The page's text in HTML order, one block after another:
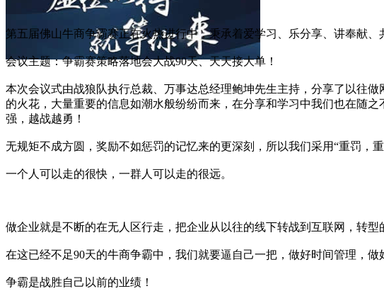
第五届佛山牛商争霸赛正在火热进行中，秉承着爱学习、乐分享、讲奉献
会议主题：争霸赛策略落地会大战90天、天天接大单！
本次会议式由战狼队执行总裁、万事达总经理鲍坤先生主持，分享了以往
的火花，大量重要的信息如潮水般纷纷而来，在分享和学习中我们也在随
强，越战越勇！
无规矩不成方圆，奖励不如惩罚的记忆来的更深刻，所以我们采用“重罚，
一个人可以走的很快，一群人可以走的很远。
做企业就是不断的在无人区行走，把企业从以往的线下转战到互联网，转
在这已经不足90天的牛商争霸中，我们就要逼自己一把，做好时间管理，
争霸是战胜自己以前的业绩！